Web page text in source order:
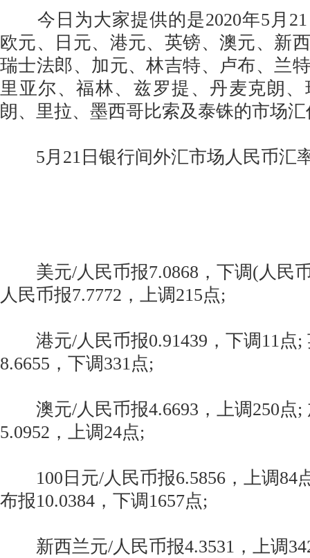
今日为大家提供的是2020年5月21
欧元、日元、港元、英镑、澳元、新
瑞士法郎、加元、林吉特、卢布、兰
里亚尔、福林、兹罗提、丹麦克朗
朗、里拉、墨西哥比索及泰铢的市场
5月21日银行间外汇市场人民币汇
美元/人民币报7.0868，下调(人民
人民币报7.7772，上调215点;
港元/人民币报0.91439，下调11点;
8.6655，下调331点;
澳元/人民币报4.6693，上调250点;
5.0952，上调24点;
100日元/人民币报6.5856，上调84
布报10.0384，下调1657点;
新西兰元/人民币报4.3531，上调